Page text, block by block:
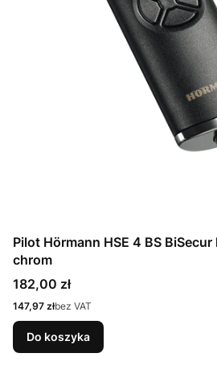
Pilot Hörmann HSE 4 BS
chrom
Cena
182,00 zł
Cena
147,97 złbez VAT
Do koszyka